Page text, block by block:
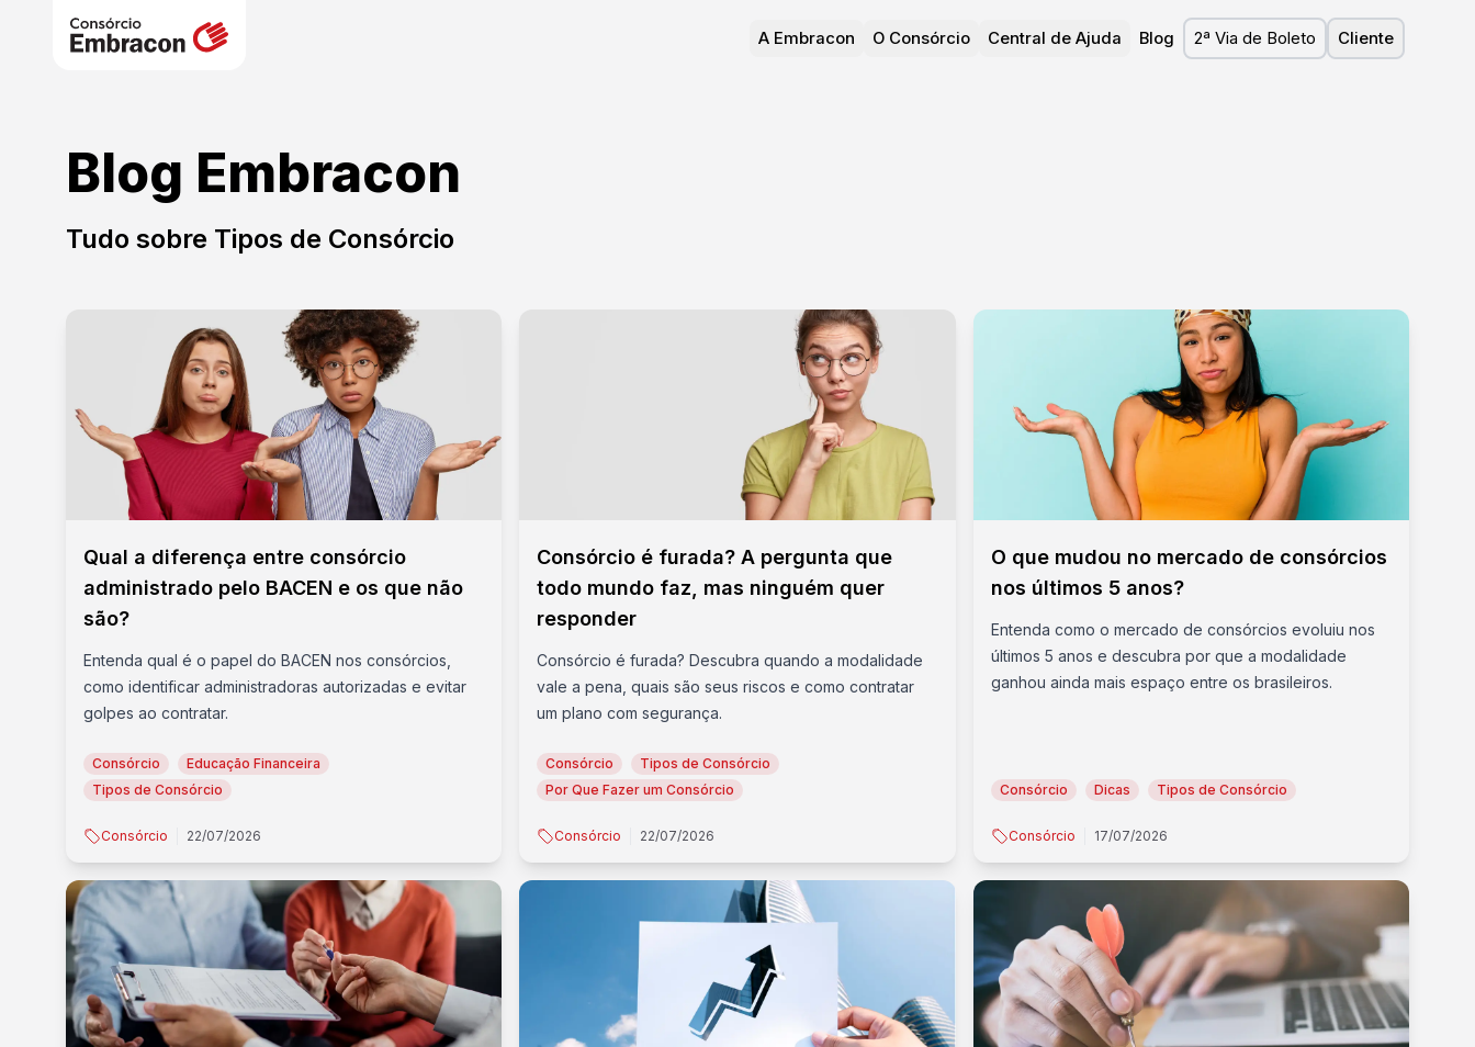
A Embracon O Consórcio Central de Ajuda Blog 2ª Via de Boleto Cliente
Blog Embracon
Tudo sobre Tipos de Consórcio
Qual a diferença entre consórcio
administrado pelo BACEN e os que não
são?
Entenda qual é o papel do BACEN nos consórcios,
como identificar administradoras autorizadas e evitar
golpes ao contratar.
Consórcio
Educação Financeira
Tipos de Consórcio
Consórcio 22/07/2026
Consórcio é furada? A pergunta que
todo mundo faz, mas ninguém quer
responder
Consórcio é furada? Descubra quando a modalidade
vale a pena, quais são seus riscos e como contratar
um plano com segurança.
Consórcio
Tipos de Consórcio
Por Que Fazer um Consórcio
Consórcio 22/07/2026
O que mudou no mercado de consórcios
nos últimos 5 anos?
Entenda como o mercado de consórcios evoluiu nos
últimos 5 anos e descubra por que a modalidade
ganhou ainda mais espaço entre os brasileiros.
Consórcio Dicas Tipos de Consórcio
Consórcio 17/07/2026